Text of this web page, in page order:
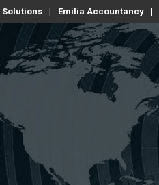
Solutions Emilia Accountancy